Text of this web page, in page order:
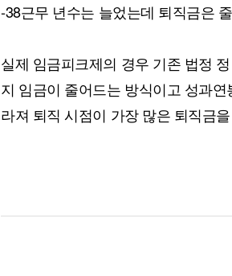
-38근무 년수는 늘었는데 퇴직금은
실제 임금피크제의 경우 기존 법정
지 임금이 줄어드는 방식이고 성과
라져 퇴직 시점이 가장 많은 퇴직금